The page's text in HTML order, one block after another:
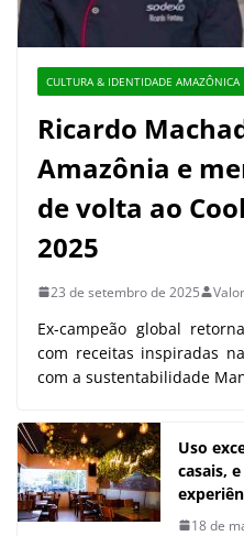
CULTURA & IDENTIDADE AMAZÔNICA
Ricardo
Amazônia e
de volta ao
2025
23 de setembro de 2025
Ex-campeão global
com receitas inspiradas
com a sustentabilidade
Uso
casais,
18 de